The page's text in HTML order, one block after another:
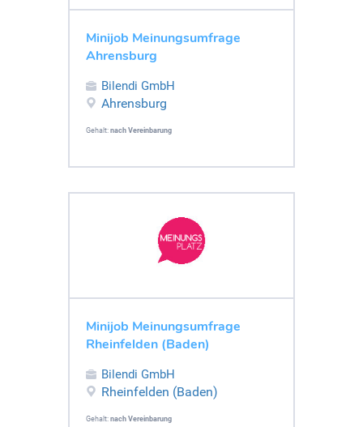
Minijob Meinungsumfrage
Ahrensburg
Bilendi GmbH
Ahrensburg
Gehalt: nach Vereinbarung
Minijob Meinungsumfrage
Rheinfelden (Baden)
Bilendi GmbH
Rheinfelden (Baden)
Gehalt: nach Vereinbarung